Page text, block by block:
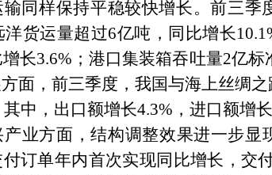
同样保持平稳较快增长。前三季
洋货运量超过6亿吨，同比增长
长3.6% ；港口集装箱吞吐量2亿标
面，前三季度，我国与海上丝绸
其中，出口额增长4.3% ，进口额增长
业方面，结构调整效果进一步显
订单年内首次实现同比增长，交